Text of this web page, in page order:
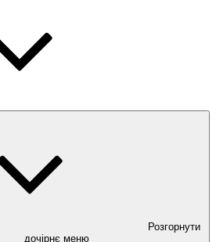
Розгорнути
дочірнє меню